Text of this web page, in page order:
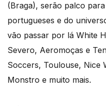
(Braga), serão palco
portugueses e do
vão passar por lá White
Severo, Aeromoças e
Soccers, Toulouse, Nice
Monstro e muito mais.